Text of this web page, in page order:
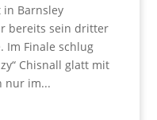
in Barnsley
bereits sein dritter
Im Finale schlug
Chisnall glatt mit
nur im...